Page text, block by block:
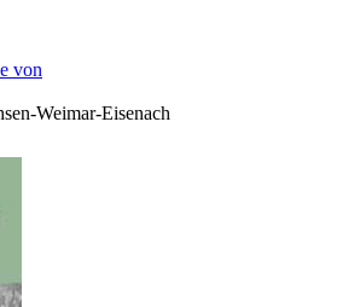
von
Weimar-Eisenach